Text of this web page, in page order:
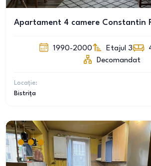
Apartament 4 camere Constantin
1990-2000 Etajul 3
Decomandat
Locație:
Bistrița